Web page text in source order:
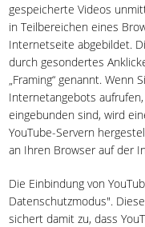
gespeicherte Videos
in Teilbereichen eines
Internetseite abgebildet.
durch gesondertes
„Framing“ genannt. Wenn
Internetangebots
eingebunden sind, wird
YouTube-Servern
an Ihren Browser auf der
Die Einbindung von
Datenschutzmodus".
sichert damit zu, dass